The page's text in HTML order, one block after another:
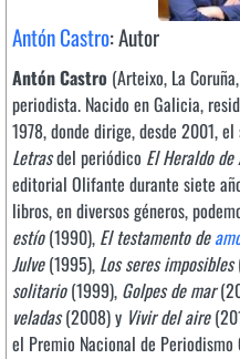
Antón Castro: Autor
Antón Castro (Arteixo, La
periodista. Nacido en Galicia,
1978, donde dirige, desde 2001,
Letrasdel periódico El Heraldo de
editorial Olifante durante siete
libros, en diversos géneros,
estío(1990), El testamento de
Julve(1995), Los seres imposibles
solitario(1999), Golpes de mar
veladas(2008) y Vivir del aire
el Premio Nacional de